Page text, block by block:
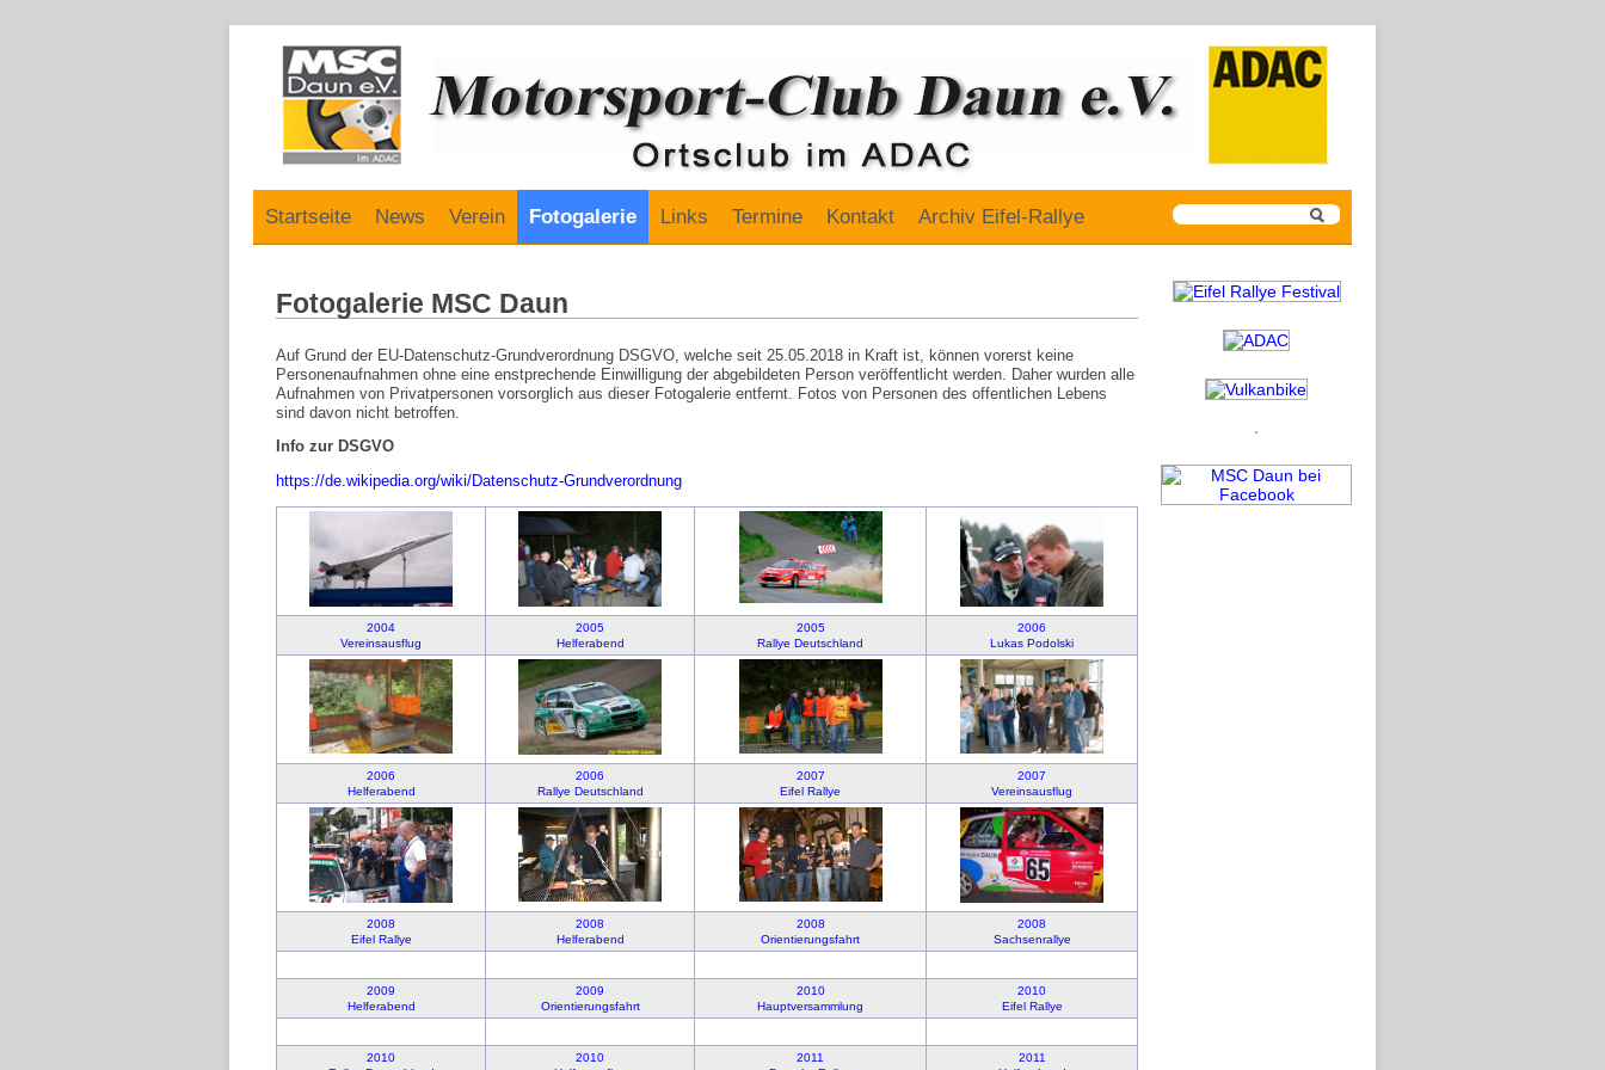
Navigation
Startseite News Verein Fotogalerie Links Termine Kontakt Archiv Eifel-Rallye
Fotogalerie MSC Daun
Auf Grund der EU-Datenschutz-Grundverordnung DSGVO, welche seit 25.05.2018 in Kraft ist, können vorerst keine
Personenaufnahmen ohne eine enstprechende Einwilligung der abgebildeten Person veröffentlicht werden. Daher wurden alle
Aufnahmen von Privatpersonen vorsorglich aus dieser Fotogalerie entfernt. Fotos von Personen des offentlichen Lebens
sind davon nicht betroffen.
Info zur DSGVO
https://de.wikipedia.org/wiki/Datenschutz-Grundverordnung
2004
Vereinsausflug
2005
Helferabend
2005
Rallye Deutschland
2006
Lukas Podolski
2006
Helferabend
2006
Rallye Deutschland
2007
Eifel Rallye
2007
Vereinsausflug
2008
Eifel Rallye
2008
Helferabend
2008
Orientierungsfahrt
2008
Sachsenrallye
2009
Helferabend
2009
Orientierungsfahrt
2010
Hauptversammlung
2010
Eifel Rallye
2010
2010
2011
2011